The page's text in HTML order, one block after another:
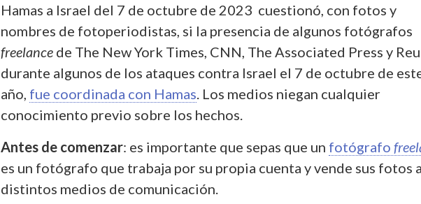
Hamas a Israel del 7 de octubre de 2023 cuestionó, con fotos y
nombres de fotoperiodistas, si la presencia de algunos fotógrafos
freelance de The New York Times, CNN, The Associated Press y
durante algunos de los ataques contra Israel el 7 de octubre de
año, fue coordinada con Hamas . Los medios niegan cualquier
conocimiento previo sobre los hechos.
Antes de comenzar: es importante que sepas que un fotógrafo
es un fotógrafo que trabaja por su propia cuenta y vende sus fotos a
distintos medios de comunicación.